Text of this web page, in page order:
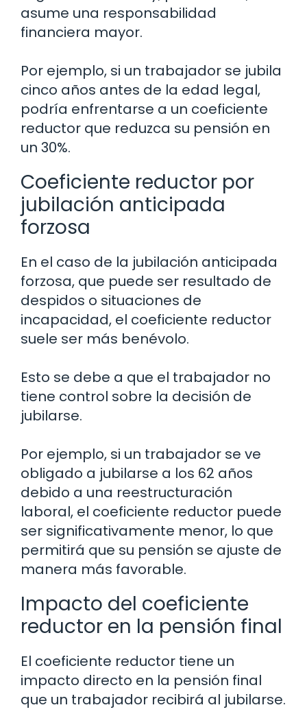
asume una responsabilidad
financiera mayor.
Por ejemplo, si un trabajador se jubila
cinco años antes de la edad legal,
podría enfrentarse a un coeficiente
reductor que reduzca su pensión en
un 30%.
Coeficiente reductor por
jubilación anticipada
forzosa
En el caso de la jubilación anticipada
forzosa, que puede ser resultado de
despidos o situaciones de
incapacidad, el coeficiente reductor
suele ser más benévolo.
Esto se debe a que el trabajador no
tiene control sobre la decisión de
jubilarse.
Por ejemplo, si un trabajador se ve
obligado a jubilarse a los 62 años
debido a una reestructuración
laboral, el coeficiente reductor puede
ser significativamente menor, lo que
permitirá que su pensión se ajuste de
manera más favorable.
Impacto del coeficiente
reductor en la pensión final
El coeficiente reductor tiene un
impacto directo en la pensión final
que un trabajador recibirá al jubilarse.